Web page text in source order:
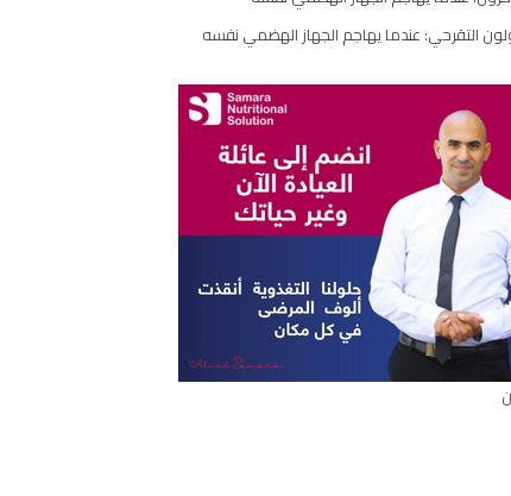
التقرحي: عندما يهاجم الجهاز الهضمي نفسه